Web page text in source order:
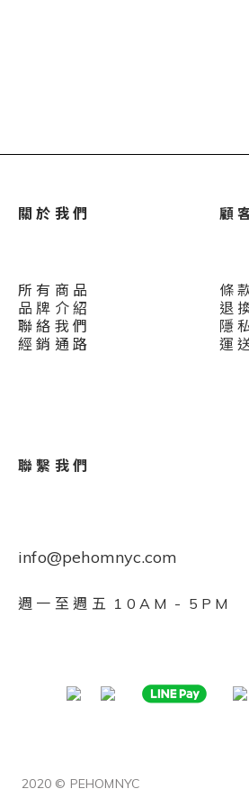
關 於 我 們
所 有 商 品
品 牌 介 紹
聯 絡 我 們
經 銷 通 路
顧
條
退
隱
運
聯 繫 我 們
info@pehomnyc.com
週 一 至 週 五 1 0 A M - 5 P M
2020 © PEHOMNYC